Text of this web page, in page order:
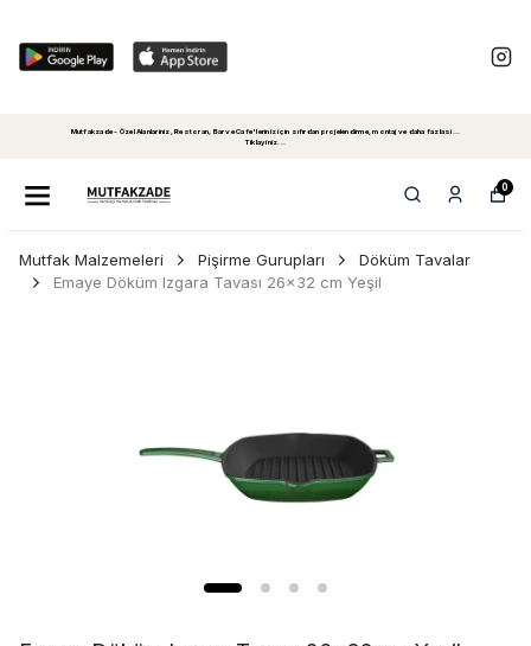
Mutfakzade - Özel Alanlariniz, Restoran, Bar ve Cafe'leriniz için sıfırdan projelendirme, montaj ve daha fazlasi...
Tiklayiniz...
0
Mutfak Malzemeleri Pişirme Gurupları
Döküm Tavalar
Emaye Döküm Izgara Tavası 26x32 cm Yeşil